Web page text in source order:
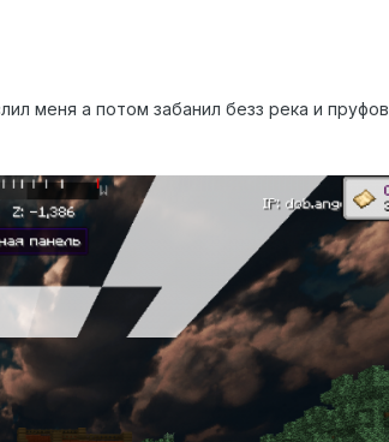
меня а потом забанил безз река и пруфов